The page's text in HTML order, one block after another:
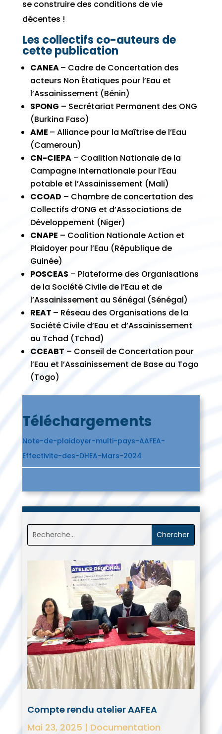
se construire des conditions de vie
décentes !
Les collectifs co-auteurs de
cette publication
CANEA– Cadre de Concertation des
acteurs Non Étatiques pour l’Eau et
l’Assainissement (Bénin)
SPONG – Secrétariat Permanent des ONG
(Burkina Faso)
AME – Alliance pour la Maîtrise de l’Eau
(Cameroun)
CN-CIEPA– Coalition Nationale de la
Campagne Internationale pour l’Eau
potable et l’Assainissement (Mali)
CCOAD – Chambre de concertation des
Collectifs d’ONG et d’Associations de
Développement (Niger)
CNAPE – Coalition Nationale Action et
Plaidoyer pour l’Eau (République de
Guinée)
POSCEAS – Plateforme des Organisations
de la Société Civile de l’Eau et de
l’Assainissement au Sénégal (Sénégal)
REAT – Réseau des Organisations de la
Société Civile d’Eau et d’Assainissement
au Tchad (Tchad)
CCEABT – Conseil de Concertation pour
l’Eau et l’Assainissement de Base au Togo
(Togo)
Téléchargements
Note-de-plaidoyer-multi-pays-AAFEA-
Effectivite-des-DHEA-Mars-2024
Compte rendu atelier AAFEA
Mai 23, 2025 | Documentation